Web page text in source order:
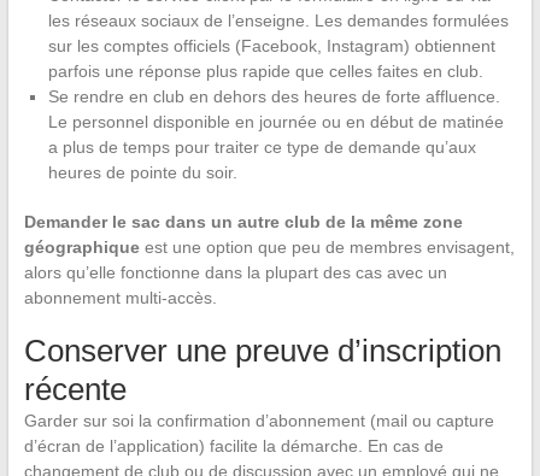
les réseaux sociaux de l’enseigne. Les demandes formulées
sur les comptes officiels (Facebook, Instagram) obtiennent
parfois une réponse plus rapide que celles faites en club.
Se rendre en club en dehors des heures de forte affluence.
Le personnel disponible en journée ou en début de matinée
a plus de temps pour traiter ce type de demande qu’aux
heures de pointe du soir.
Demander le sac dans un autre club de la même zone
géographiqueest une option que peu de membres envisagent,
alors qu’elle fonctionne dans la plupart des cas avec un
abonnement multi-accès.
Conserver une preuve d’inscription
récente
Garder sur soi la confirmation d’abonnement (mail ou capture
d’écran de l’application) facilite la démarche. En cas de
changement de club ou de discussion avec un employé qui ne